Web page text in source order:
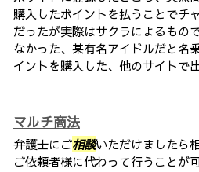
購入したポイントを払うことでチ
だったが実際はサクラによるもの
なかった、某有名アイドルだと名
イントを購入した、他のサイトで
マルチ商法
弁護士にご相談いただけましたら
ご依頼者様に代わって行うことが